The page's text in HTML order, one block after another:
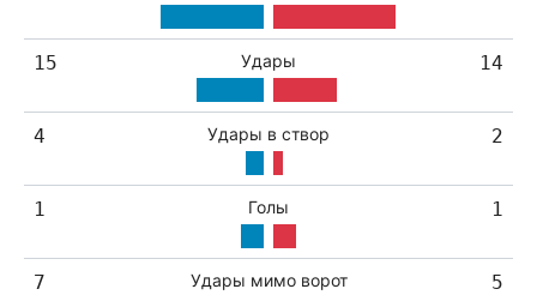
15 Удары 14
4 Удары в створ 2
1 Голы 1
7 Удары мимо ворот 5